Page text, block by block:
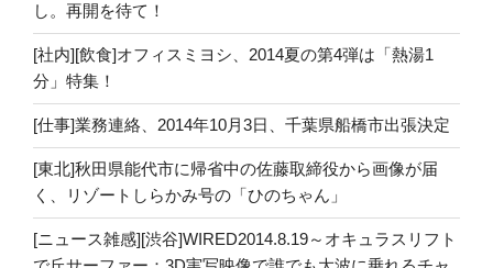
し。再開を待て！
[社内][飲食]オフィスミヨシ、2014夏の第4弾は「熱湯1
分」特集！
[仕事]業務連絡、2014年10月3日、千葉県船橋市出張決定
[東北]秋田県能代市に帰省中の佐藤取締役から画像が届
く、リゾートしらかみ号の「ひのちゃん」
[ニュース雑感][渋谷]WIRED2014.8.19～オキュラスリフト